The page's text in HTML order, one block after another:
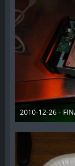
2010-12-26 -
28.